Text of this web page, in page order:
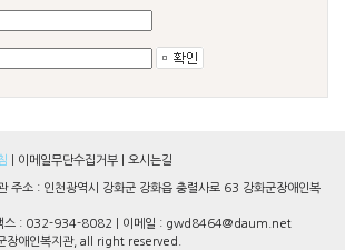
이메일무단수집거부 오시는길
주소 : 인천광역시 강화군 강화읍 충렬사로 63 강화군장애인복
: 032-934-8082 | 이메일 : gwd8464@daum.net
애인복지관, all right reserved.